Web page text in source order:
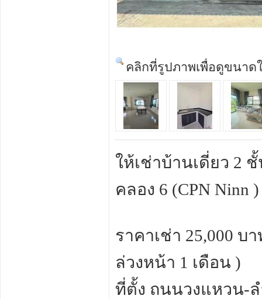
คลิกที่รูปภาพเพื่อดูขนาด
ให้เช่าบ้านเดี่ยว 2
คลอง 6 (CPN
ราคาเช่า 25,000
ล่วงหน้า 1 เดือน )
ที่ตั้ง ถนนวงแหวน-ล